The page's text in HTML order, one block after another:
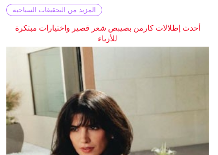
المزيد من التحقيقات السياحية
أحدث إطلالات كارمن بصيبص شعر قصير واختيارات مبتكرة
للأزياء